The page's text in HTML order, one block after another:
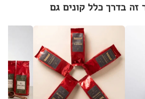
זה בדרך כלל קונים גם